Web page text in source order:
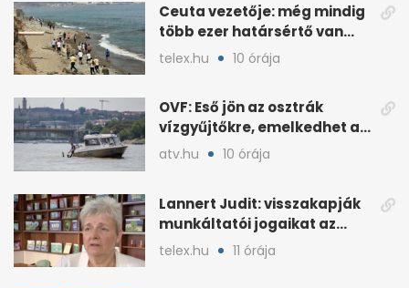
Ceuta vezetője: még mindig
több ezer határsértő van
illegálisan az exklávéban
telex.hu 10 órája
OVF: Eső jön az osztrák
vízgyűjtőkre, emelkedhet a
Duna vízszintje
atv.hu 10 órája
Lannert Judit: visszakapják
munkáltatói jogaikat az
iskolaigazgatók
telex.hu 11 órája